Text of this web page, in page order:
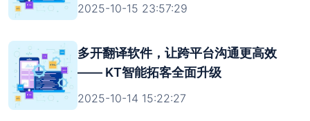
2025-10-15 23:57:29
多开翻译软件，让跨平台沟通更高效
—— KT智能拓客全面升级
2025-10-14 15:22:27